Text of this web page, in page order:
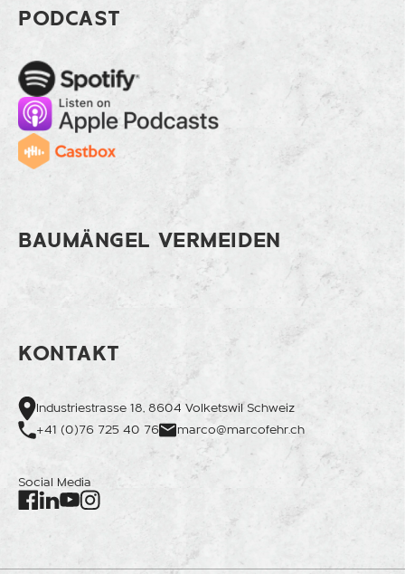
Footer Steinreinigung in
PODCAST
Spotify
Apple Music
Cast
BAUMÄNGEL VERMEIDEN
KONTAKT
Industriestrasse 18, 8604 Volketswil Schweiz
+41 (0)76 725 40 76
marco@marcofehr.ch
Social Media
Facebook
LinkedIn
Youtube
Instagram